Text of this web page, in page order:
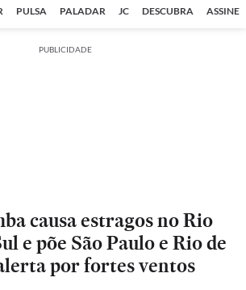
PULSA PALADAR JC DESCUBRA ASSINE
PUBLICIDADE
causa estragos no Rio
e põe São Paulo e Rio de
por fortes ventos